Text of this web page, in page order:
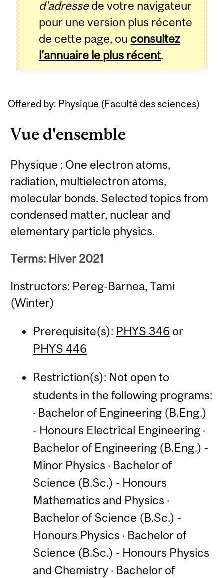
d'adressede votre navigateur
pour une version plus récente
de cette page, ou consultez
l'annuaire le plus récent.
Offered by: Physique (Faculté des sciences)
Vue d'ensemble
Physique : One electron atoms,
radiation, multielectron atoms,
molecular bonds. Selected topics from
condensed matter, nuclear and
elementary particle physics.
Terms: Hiver 2021
Instructors: Pereg-Barnea, Tami
(Winter)
Prerequisite(s): PHYS 346 or
PHYS 446
Restriction(s): Not open to
students in the following programs:
· Bachelor of Engineering (B.Eng.)
- Honours Electrical Engineering ·
Bachelor of Engineering (B.Eng.) -
Minor Physics · Bachelor of
Science (B.Sc.) - Honours
Mathematics and Physics ·
Bachelor of Science (B.Sc.) -
Honours Physics · Bachelor of
Science (B.Sc.) - Honours Physics
and Chemistry · Bachelor of